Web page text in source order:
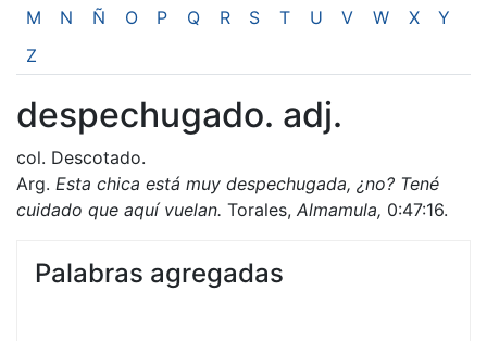
M
N Ñ O P Q R S T U V W X
Y
Z
despechugado. adj.
col. Descotado.
Arg. Esta chica está muy despechugada, ¿no? Tené
cuidado que aquí vuelan. Torales, Almamula, 0:47:16.
Palabras agregadas